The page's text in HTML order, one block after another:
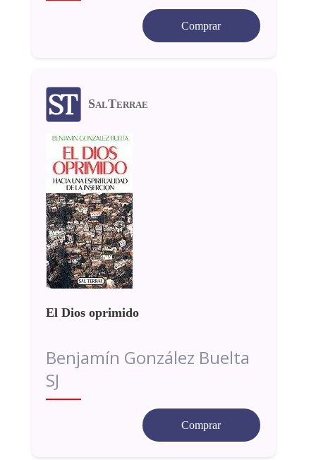
Comprar
SalTerrae
El Dios oprimido
Benjamín González Buelta
SJ
Comprar